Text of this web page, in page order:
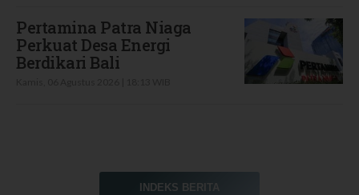
Pertamina Patra Niaga
Perkuat Desa Energi
Berdikari Bali
INDEKS BERITA